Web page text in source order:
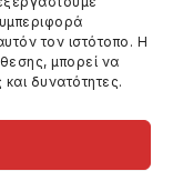
τον ιστότοπο. Η
μπορεί να
δυνατότητες.